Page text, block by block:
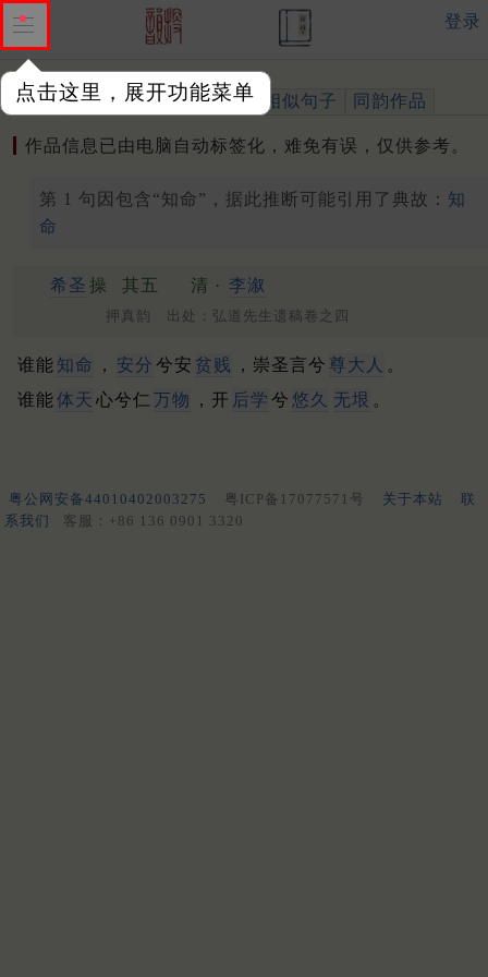
点击这里，展开功能菜单
登录
作品 标注四声 出处、引用 相似句子 同韵作品
作品信息已由电脑自动标签化，难免有误，仅供参考。
第 1 句因包含“知命”，据此推断可能引用了典故： 知
命
希圣 操 其五 清 · 李溆
押真韵 出处：弘道先生遗稿卷之四
谁能 知命 ， 安分 兮安 贫贱 ，崇圣言兮 尊大人 。
谁能体天 心兮仁 万物 ，开 后学 兮 悠久 无垠 。
粤公网安备44010402003275 粤ICP备17077571号 关于本站
联
系我们
客服：+86 136 0901 3320